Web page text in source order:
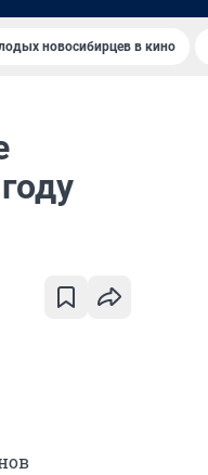
новосибирцев в кино